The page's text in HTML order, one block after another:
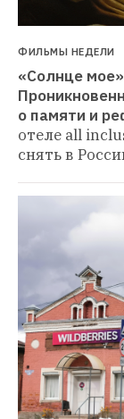
ФИЛЬМЫ НЕДЕЛИ
«Солнце
о памяти и
отеле all
снять в